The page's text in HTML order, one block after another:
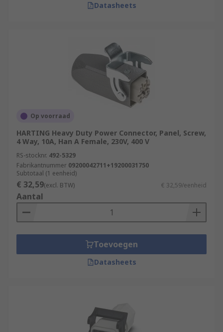
Datasheets
Op voorraad
HARTING Heavy Duty Power Connector, Panel, Screw,
4 Way, 10A, Han A Female, 230V, 400 V
RS-stocknr. 492-5329
Fabrikantnummer 09200042711+19200031750
Subtotaal (1 eenheid)
€ 32,59(excl. BTW) € 32,59/eenheid
Aantal
Toevoegen
Datasheets